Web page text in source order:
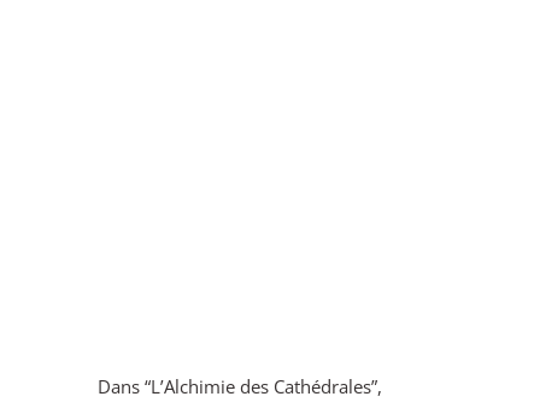
Dans “L’Alchimie des Cathédrales”,